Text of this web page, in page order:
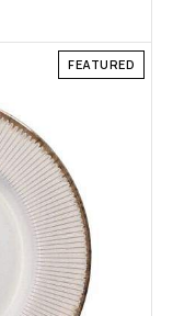
FEATURED